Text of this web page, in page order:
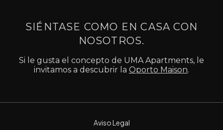
SIÉNTASE COMO EN CASA CON
NOSOTROS.
Si le gusta el concepto de UMA Apartments, le
invitamos a descubrir la Oporto Maison.
Aviso Legal